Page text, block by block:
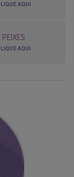
AQUI
PEIXES
AQUI